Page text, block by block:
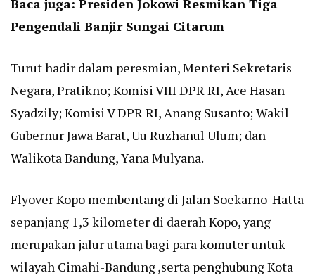
Baca juga: Presiden Jokowi Resmikan Tiga
Pengendali Banjir Sungai Citarum
Turut hadir dalam peresmian, Menteri Sekretaris
Negara, Pratikno; Komisi VIII DPR RI, Ace Hasan
Syadzily; Komisi V DPR RI, Anang Susanto; Wakil
Gubernur Jawa Barat, Uu Ruzhanul Ulum; dan
Walikota Bandung, Yana Mulyana.
Flyover Kopo membentang di Jalan Soekarno-Hatta
sepanjang 1,3 kilometer di daerah Kopo, yang
merupakan jalur utama bagi para komuter untuk
wilayah Cimahi-Bandung ,serta penghubung Kota